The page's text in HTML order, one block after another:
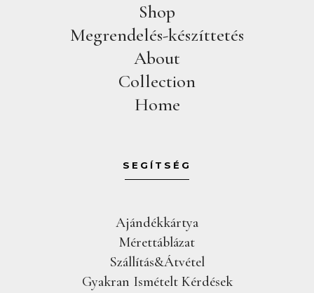
Shop
Megrendelés-készíttetés
About
Collection
Home
SEGÍTSÉG
Ajándékkártya
Mérettáblázat
Szállítás&Átvétel
Gyakran Ismételt Kérdések